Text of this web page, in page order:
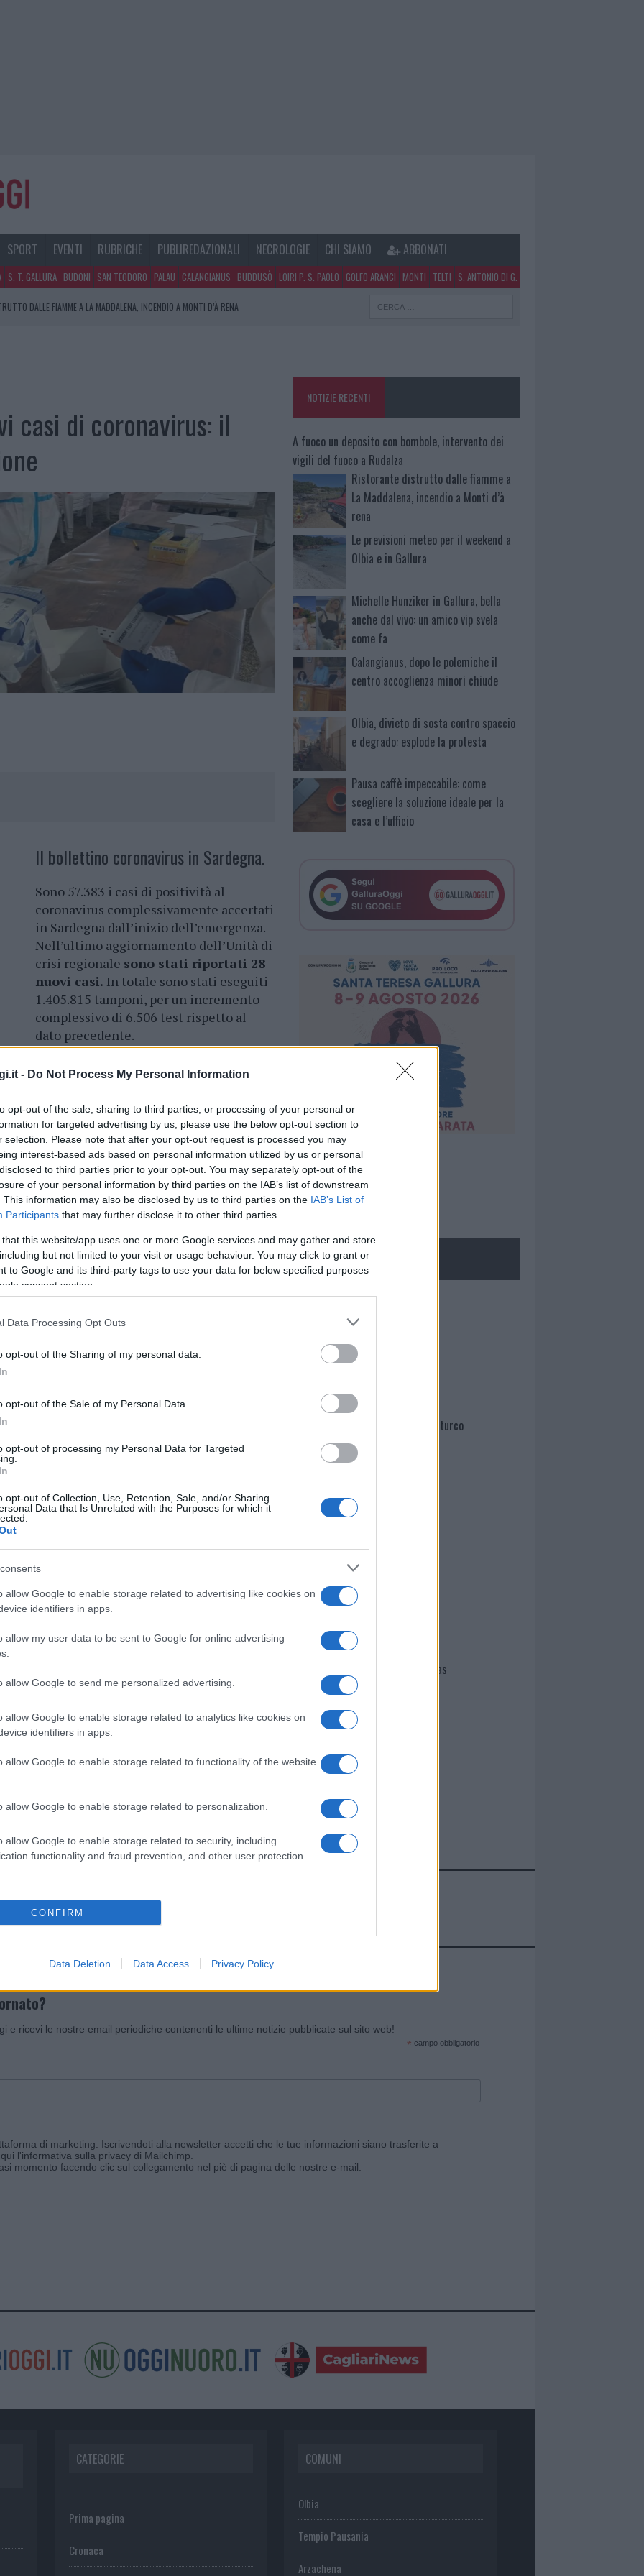
- Do Not Process My Personal Information
opt-out of the sale, sharing to third parties, or processing of your personal or
for targeted advertising by us, please use the below opt-out section to
selection. Please note that after your opt-out request is processed you may
interest-based ads based on personal information utilized by us or personal
to third parties prior to your opt-out. You may separately opt-out of the
of your personal information by third parties on the IAB’s list of downstream
This information may also be disclosed by us to third parties on the IAB’s List of
Participants that may further disclose it to other third parties.
that this website/app uses one or more Google services and may gather and store
but not limited to your visit or usage behaviour. You may click to grant or
to Google and its third-party tags to use your data for below specified purposes
consent section.
Data Processing Opt Outs
opt-out of the Sharing of my personal data.
opt-out of the Sale of my Personal Data.
opt-out of processing my Personal Data for Targeted
opt-out of Collection, Use, Retention, Sale, and/or Sharing
Data that Is Unrelated with the Purposes for which it
allow Google to enable storage related to advertising like cookies on
identifiers in apps.
allow my user data to be sent to Google for online advertising
allow Google to send me personalized advertising.
allow Google to enable storage related to analytics like cookies on
identifiers in apps.
allow Google to enable storage related to functionality of the website
allow Google to enable storage related to personalization.
allow Google to enable storage related to security, including
functionality and fraud prevention, and other user protection.
CONFIRM
Data Deletion Data Access Privacy Policy
SPORT EVENTI RUBRICHE PUBLIREDAZIONALI NECROLOGIE CHI SIAMO ABBONATI
S. T. GALLURA BUDONI SAN TEODORO PALAU CALANGIANUS BUDDUSÒ LOIRI P. S. PAOLO GOLFO ARANCI MONTI TELTI S. ANTONIO DI G.
DALLE FIAMME A LA MADDALENA, INCENDIO A MONTI D’À RENA
casi di coronavirus: il
Il bollettino coronavirus in Sardegna.
Sono 57.383 i casi di positività al
coronavirus complessivamente accertati
in Sardegna dall’inizio dell’emergenza.
Nell’ultimo aggiornamento dell’Unità di
crisi regionale sono stati riportati 28
nuovi casi. In totale sono stati eseguiti
1.405.815 tamponi, per un incremento
complessivo di 6.506 test rispetto al
dato precedente.
(1.492 in totale). Stabili i ricoveri ospedalieri:
terapia intensiva.
isolamento domiciliare e 53.552 (+15) i
complessivamente accertati, 15.051 (+15)
di Cagliari, 8.710 (+6) nel Sud
(+1) a Nuoro, 17.468 (+5) a Sassari.
nella sezione
Coronavirus Sardegna
i tuoi video e le tue foto
+39 345 356 7512
di GalluraOggi.it
news daGoogle News
Prossimo articolo
NOTIZIE RECENTI
A fuoco un deposito con bombole, intervento dei
vigili del fuoco a Rudalza
Ristorante distrutto dalle fiamme a
La Maddalena, incendio a Monti d’à
rena
Le previsioni meteo per il weekend a
Olbia e in Gallura
Michelle Hunziker in Gallura, bella
anche dal vivo: un amico vip svela
come fa
Calangianus, dopo le polemiche il
centro accoglienza minori chiude
Olbia, divieto di sosta contro spaccio
e degrado: esplode la protesta
Pausa caffè impeccabile: come
scegliere la soluzione ideale per la
casa e l’ufficio
NECROLOGIE
Paolo Pinna
Martina Agostina Diturco
I nostri cari
I nostri cari
Giovannimaria Cabras
Invia un Comunicato Stampa
e ricevi le nostre email periodiche contenenti le ultime notizie pubblicate sul sito web!
* campo obbligatorio
di marketing. Iscrivendoti alla newsletter accetti che le tue informazioni siano trasferite a
l'informativa sulla privacy di Mailchimp
momento facendo clic sul collegamento nel piè di pagina delle nostre e-mail.
CATEGORIE
Prima pagina
Cronaca
COMUNI
Olbia
Tempio Pausania
Arzachena